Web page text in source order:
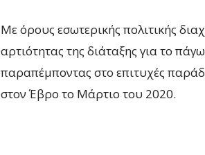
Με όρους εσωτερικής πολιτικής
αρτιότητας της διάταξης για το
παραπέμποντας στο επιτυχές
στον Έβρο το Μάρτιο του 2020.